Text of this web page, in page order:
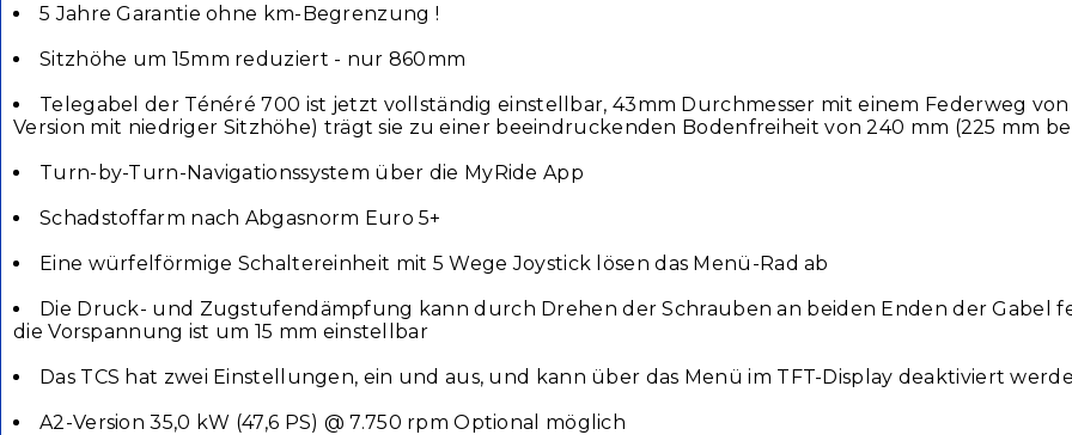
5 Jahre Garantie ohne km-Begrenzung !
Sitzhöhe um 15mm reduziert - nur 860mm
Telegabel der Ténéré 700 ist jetzt vollständig einstellbar, 43mm Durchmesser mit einem Federweg von
Version mit niedriger Sitzhöhe) trägt sie zu einer beeindruckenden Bodenfreiheit von 240 mm (225 mm
Turn-by-Turn-Navigationssystem über die MyRide App
Schadstoffarm nach Abgasnorm Euro 5+
Eine würfelförmige Schaltereinheit mit 5 Wege Joystick lösen das Menü-Rad ab
Die Druck- und Zugstufendämpfung kann durch Drehen der Schrauben an beiden Enden der Gabel
die Vorspannung ist um 15 mm einstellbar
Das TCS hat zwei Einstellungen, ein und aus, und kann über das Menü im TFT-Display deaktiviert
A2-Version 35,0 kW (47,6 PS) @ 7.750 rpm Optional möglich